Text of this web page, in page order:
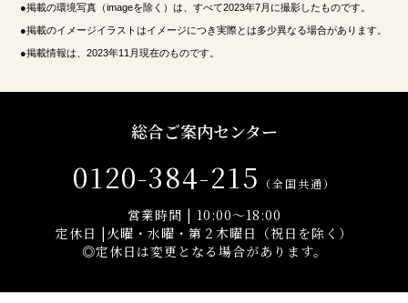
●掲載の環境写真（imageを除く）は、すべて2023年7月に撮影したものです。
●掲載のイメージイラストはイメージにつき実際とは多少異なる場合があります。
●掲載情報は、2023年11月現在のものです。
総合ご案内センター
0120-384-215 （全国共通）
営業時間 | 10:00～18:00
定休日 |火曜・水曜・第２木曜日（祝日を除く）
◎定休日は変更となる場合があります。